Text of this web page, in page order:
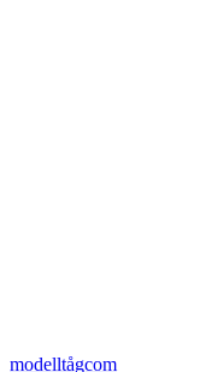
modelltågcom